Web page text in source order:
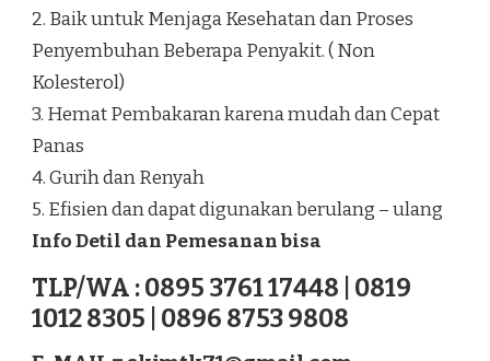
2. Baik untuk Menjaga Kesehatan dan Proses
Penyembuhan Beberapa Penyakit. ( Non
Kolesterol)
3. Hemat Pembakaran karena mudah dan Cepat
Panas
4. Gurih dan Renyah
5. Efisien dan dapat digunakan berulang – ulang
Info Detil dan Pemesanan bisa
TLP/WA : 0895 3761 17448 | 0819
1012 8305 | 0896 8753 9808